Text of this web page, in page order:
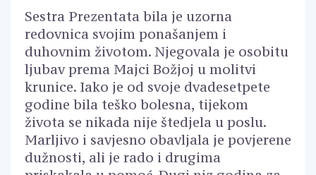
Sestra Prezentata bila je uzorna
redovnica svojim ponašanjem i
duhovnim životom. Njegovala je osobitu
ljubav prema Majci Božjoj u molitvi
krunice. Iako je od svoje dvadesetpete
godine bila teško bolesna, tijekom
života se nikada nije štedjela u poslu.
Marljivo i savjesno obavljala je povjerene
dužnosti, ali je rado i drugima